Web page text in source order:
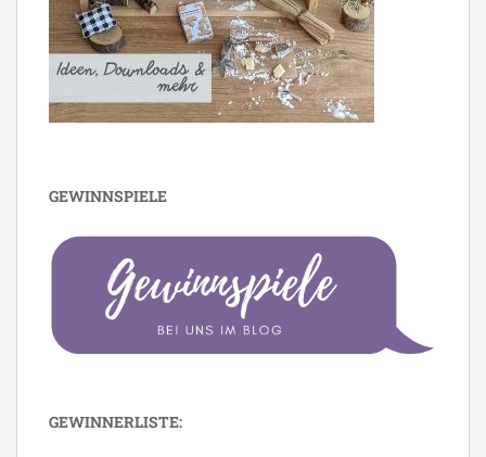
GEWINNSPIELE
GEWINNERLISTE: